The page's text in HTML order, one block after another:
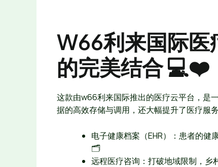
W66利来国际医
的完美结合 💻❤️
这款由w66利来国际推出的医疗云平台，是
据的高效存储与调用，还大幅提升了医疗服
电子健康档案（EHR）：患者的健
🗂️
远程医疗咨询：打破地域限制，